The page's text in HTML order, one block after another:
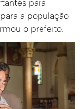
para
a população
o prefeito.